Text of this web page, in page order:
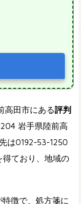
高田市にある評判
岩手県陸前高
は0192-53-1250
得ており、地域の
特徴で、処方箋に